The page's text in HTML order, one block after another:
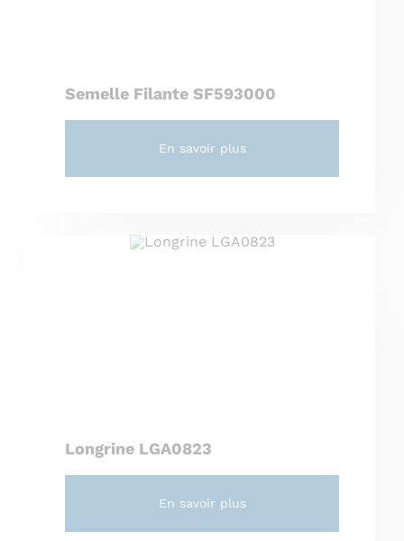
Semelle Filante SF593000
En savoir plus
Longrine LGA0823
En savoir plus